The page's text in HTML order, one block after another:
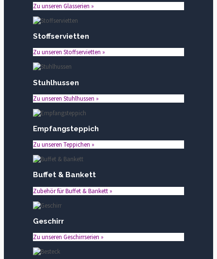
Zu unseren Glasserien »
Stoffservietten
Zu unseren Stoffservietten »
Stuhlhussen
Zu unseren Stuhlhussen »
Empfangsteppich
Zu unseren Teppichen »
Buffet & Bankett
Zubehör für Buffet & Bankett »
Geschirr
Zu unseren Geschirrserien »